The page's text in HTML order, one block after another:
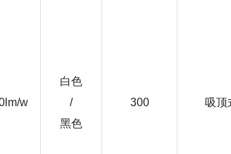
w
白色
/
黑色
300 吸顶